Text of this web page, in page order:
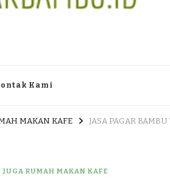
Kami
MAKAN KAFE JASA PAGAR
RUMAH MAKAN KAFE